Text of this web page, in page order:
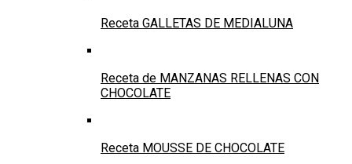
Receta GALLETAS DE MEDIALUNA
Receta de MANZANAS RELLENAS CON
CHOCOLATE
Receta MOUSSE DE CHOCOLATE